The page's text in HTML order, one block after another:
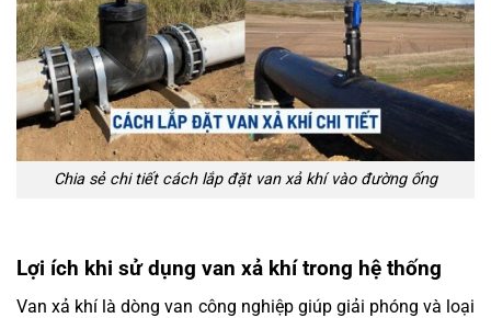
Chia sẻ chi tiết cách lắp đặt van xả khí vào đường ống
Lợi ích khi sử dụng van xả khí trong hệ thống
Van xả khí là dòng van công nghiệp giúp giải phóng và loại